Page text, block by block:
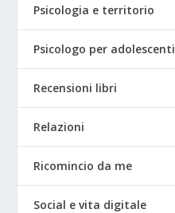
Psicologia e territorio
Psicologo per adolescenti
Recensioni libri
Relazioni
Ricomincio da me
Social e vita digitale